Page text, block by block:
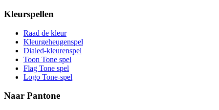
Kleurspellen
Raad de kleur
Kleurgeheugenspel
Dialed-kleurenspel
Toon Tone spel
Flag Tone spel
Logo Tone-spel
Naar Pantone